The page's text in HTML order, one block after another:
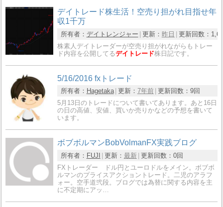
デイトレード株生活！空売り担がれ目指せ年
収1千万
所有者： デイトレンジャー 更新： 昨日 更新回数：
株素人デイトレーダーが空売り担がれながらもトレー
ド内容を公開してるデイトレード株日記です。
5/16/2016 fxトレード
所有者： Hagetaka 更新： 7年前 更新回数： 9回
5月13日のトレードについて書いてあります。あと16日
の日の高値、安値、買いか売りかなどの予想を書いて
います。
ボブボルマンBobVolmanFX実践ブログ
所有者： FUJI 更新： 最新 更新回数： 0回
FXトレーダー ドル円とユーロドルをメイン。ボブボ
ルマンのプライスアクショントレード。二児のアラフ
ォー。空手道弐段。ブログでは為替に関する内容を主
に不定期にアッ…